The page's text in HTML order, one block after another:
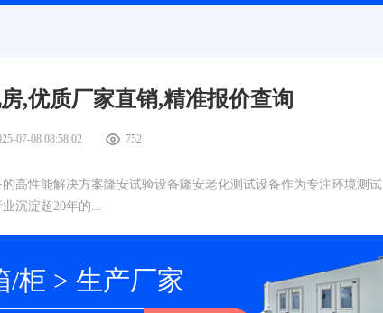
,优质厂家直销,精准报价查询
07-08 08:58:02 752
高性能解决方案隆安试验设备隆安老化测试设备作为专注环境测试
沉淀超20年的...
/柜 > 生产厂家